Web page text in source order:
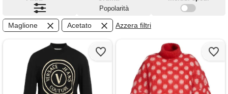
Popolarità
Maglione Acetato Azzera filtri